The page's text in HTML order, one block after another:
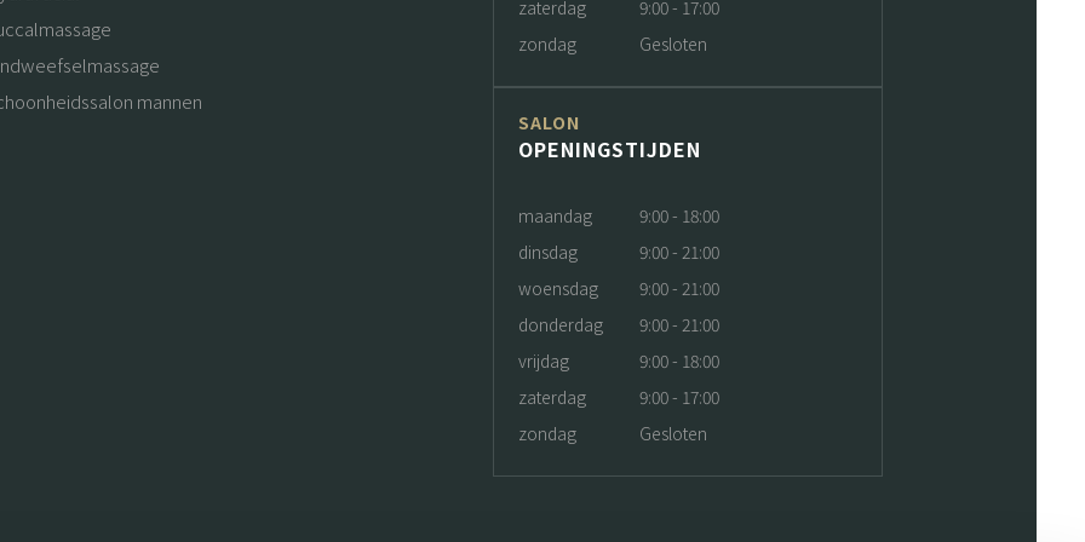
mannen
zaterdag
9:00 - 17:00
zondag
Gesloten
SALON
OPENINGSTIJDEN
maandag
9:00 - 18:00
dinsdag
9:00 - 21:00
woensdag
9:00 - 21:00
donderdag
9:00 - 21:00
vrijdag
9:00 - 18:00
zaterdag
9:00 - 17:00
zondag
Gesloten